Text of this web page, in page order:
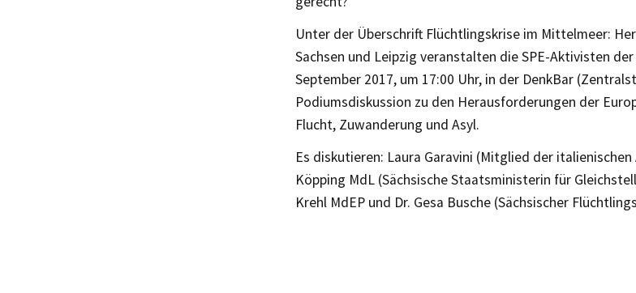
Unter der Überschrift Flüchtlingskrise im Mittelmeer:
Sachsen und Leipzig veranstalten die SPE-Aktivisten
September 2017, um 17:00 Uhr, in der DenkBar
Podiumsdiskussion zu den Herausforderungen der
Flucht, Zuwanderung und Asyl.
Es diskutieren: Laura Garavini (Mitglied der
Köpping MdL (Sächsische Staatsministerin für
Krehl MdEP und Dr. Gesa Busche (Sächsischer